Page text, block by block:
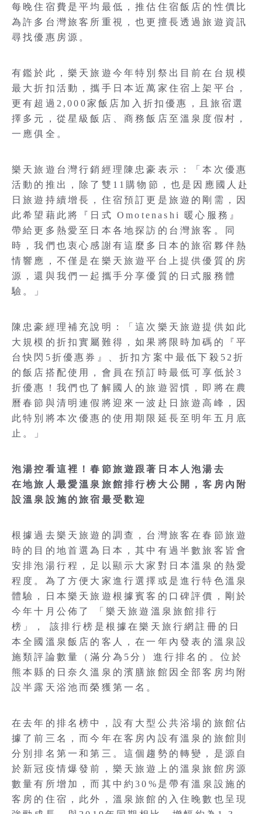
每晚住宿費是平均最低，推估住宿飯店的性價比
為許多台灣旅客所重視，也更擅長透過旅遊資訊
尋找優惠房源。
有鑑於此，樂天旅遊今年特別祭出目前在台規模
最大折扣活動，攜手日本近萬家住宿上架平台，
更有超過2,000家飯店加入折扣優惠，且旅宿選
擇多元，從星級飯店、商務飯店至溫泉度假村，
一應俱全。
樂天旅遊台灣行銷經理陳忠豪表示：「本次優惠
活動的推出，除了雙11購物節，也是因應國人赴
日旅遊持續增長，住宿預訂更是旅遊的剛需，因
此希望藉此將『日式 Omotenashi 暖心服務』
帶給更多熱愛至日本各地探訪的台灣旅客。同
時，我們也衷心感謝有這麼多日本的旅宿夥伴熱
情響應，不僅是在樂天旅遊平台上提供優質的房
源，還與我們一起攜手分享優質的日式服務體
驗。」
陳忠豪經理補充說明：「這次樂天旅遊提供如此
大規模的折扣實屬難得，如果將限時加碼的『平
台快閃5折優惠券』、折扣方案中最低下殺52折
的飯店搭配使用，會員在預訂時最低可享低於3
折優惠！我們也了解國人的旅遊習慣，即將在農
曆春節與清明連假將迎來一波赴日旅遊高峰，因
此特別將本次優惠的使用期限延長至明年五月底
止。」
泡湯控看這裡！春節旅遊跟著日本人泡湯去
在地旅人最愛溫泉旅館排行榜大公開，客房內附
設溫泉設施的旅宿最受歡迎
根據過去樂天旅遊的調查，台灣旅客在春節旅遊
時的目的地首選為日本，其中有過半數旅客皆會
安排泡湯行程，足以顯示大家對日本溫泉的熱愛
程度。為了方便大家進行選擇或是進行特色溫泉
體驗，日本樂天旅遊根據賓客的口碑評價，剛於
今年十月公佈了 「樂天旅遊溫泉旅館排行
榜」， 該排行榜是根據在樂天旅行網註冊的日
本全國溫泉飯店的客人，在一年內發表的溫泉設
施類評論數量（滿分為5分）進行排名的。位於
熊本縣的日奈久溫泉的濱膳旅館因全部客房均附
設半露天浴池而榮獲第一名。
在去年的排名榜中，設有大型公共浴場的旅館佔
據了前三名，而今年在客房內設有溫泉的旅館則
分別排名第一和第三。這個趨勢的轉變，是源自
於新冠疫情爆發前，樂天旅遊上的溫泉旅館房源
數量有所增加，而其中約30%是帶有溫泉設施的
客房的住宿，此外，溫泉旅館的入住晚數也呈現